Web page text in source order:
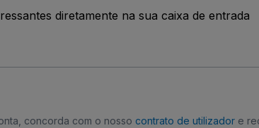
diretamente na sua caixa de entrada
concorda com o nosso contrato de utilizador e